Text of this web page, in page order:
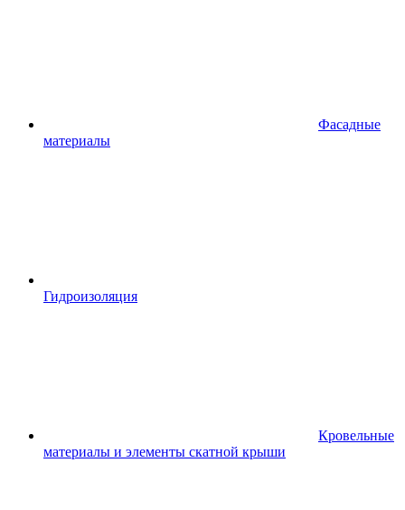
Фасадные
материалы
Гидроизоляция
Кровельные
материалы и элементы скатной крыши